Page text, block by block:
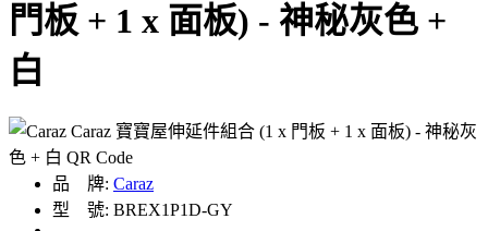
門板 + 1 x 面板) - 神秘灰色 +
白
品 牌: Caraz
型 號: BREX1P1D-GY